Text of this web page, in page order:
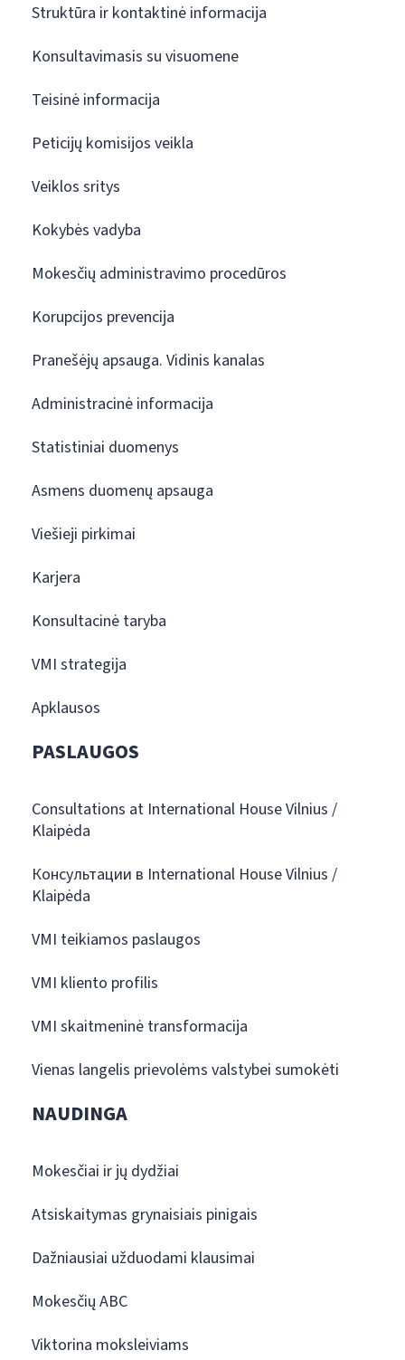
Struktūra ir kontaktinė informacija
Konsultavimasis su visuomene
Teisinė informacija
Peticijų komisijos veikla
Veiklos sritys
Kokybės vadyba
Mokesčių administravimo procedūros
Korupcijos prevencija
Pranešėjų apsauga. Vidinis kanalas
Administracinė informacija
Statistiniai duomenys
Asmens duomenų apsauga
Viešieji pirkimai
Karjera
Konsultacinė taryba
VMI strategija
Apklausos
PASLAUGOS
Consultations at International House Vilnius /
Klaipėda
Консультации в International House Vilnius /
Klaipėda
VMI teikiamos paslaugos
VMI kliento profilis
VMI skaitmeninė transformacija
Vienas langelis prievolėms valstybei sumokėti
NAUDINGA
Mokesčiai ir jų dydžiai
Atsiskaitymas grynaisiais pinigais
Dažniausiai užduodami klausimai
Mokesčių ABC
Viktorina moksleiviams